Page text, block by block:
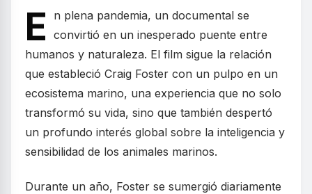
E
n plena pandemia, un documental se
convirtió en un inesperado puente entre
humanos y naturaleza. El film sigue la relación
que estableció Craig Foster con un pulpo en un
ecosistema marino, una experiencia que no solo
transformó su vida, sino que también despertó
un profundo interés global sobre la inteligencia y
sensibilidad de los animales marinos.
Durante un año, Foster se sumergió diariamente